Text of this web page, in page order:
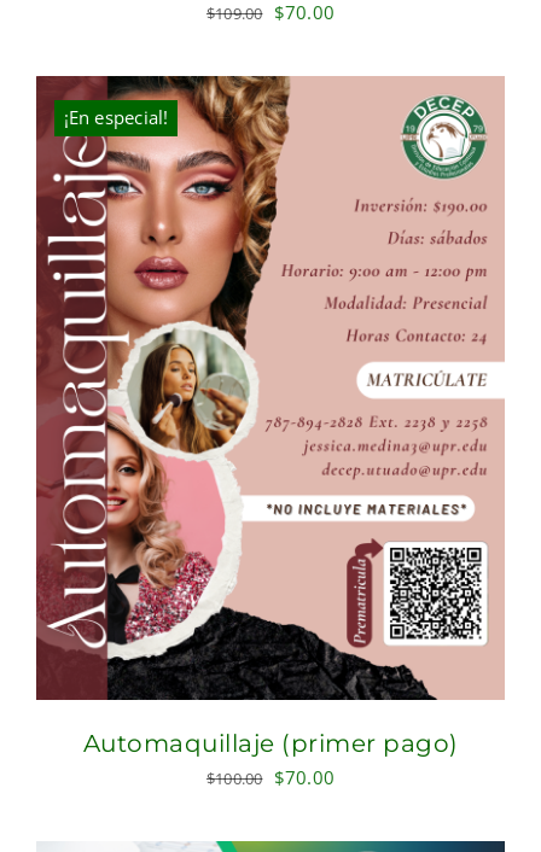
$109.00 Original
was:
$109.00.
$70.00
is:
¡En especial!
Automaquillaje (primer pago)
$100.00 Original
was:
$70.00
is: